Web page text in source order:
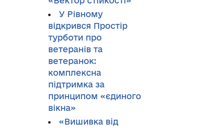
У Рівному
відкрився Простір
турботи про
ветеранів та
ветеранок:
комплексна
підтримка за
принципом «єдиного
вікна»
«Вишивка від